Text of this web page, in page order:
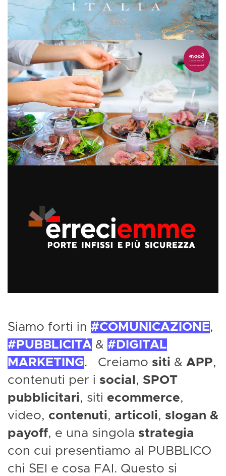
Siamo forti in COMUNICAZIONE,
PUBBLICITÀ &
DIGITAL
MARKETING. Creiamo siti & APP,
contenuti per i social , SPOT
pubblicitari, siti ecommerce,
video, contenuti, articoli, slogan &
payoff, e una singola strategia
con cui presentiamo al PUBBLICO
chi SEI e cosa FAI. Questo si